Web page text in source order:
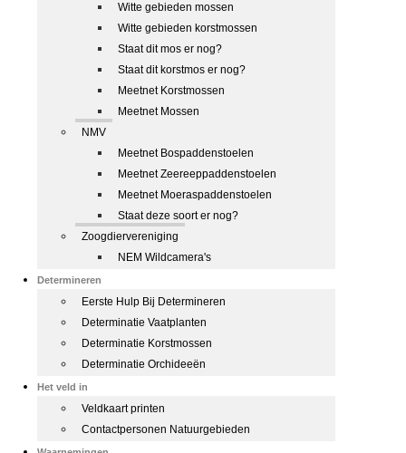
Witte gebieden mossen
Witte gebieden korstmossen
Staat dit mos er nog?
Staat dit korstmos er nog?
Meetnet Korstmossen
Meetnet Mossen
NMV
Meetnet Bospaddenstoelen
Meetnet Zeereeppaddenstoelen
Meetnet Moeraspaddenstoelen
Staat deze soort er nog?
Zoogdiervereniging
NEM Wildcamera's
Determineren
Eerste Hulp Bij Determineren
Determinatie Vaatplanten
Determinatie Korstmossen
Determinatie Orchideeën
Het veld in
Veldkaart printen
Contactpersonen Natuurgebieden